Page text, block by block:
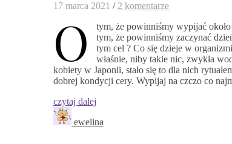
17 marca 2021 / 2 komentarze
O
tym, że powinniśmy wypijać
tym, że powinniśmy zaczynać
tym cel ? Co się dzieje w
właśnie, niby takie nic, zwykła
kobiety w Japonii, stało się to dla nich
dobrej kondycji cery. Wypijaj na czczo co
czytaj dalej
ewelina